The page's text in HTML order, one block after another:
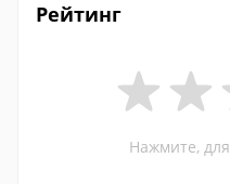
Рейтинг
Нажмите,